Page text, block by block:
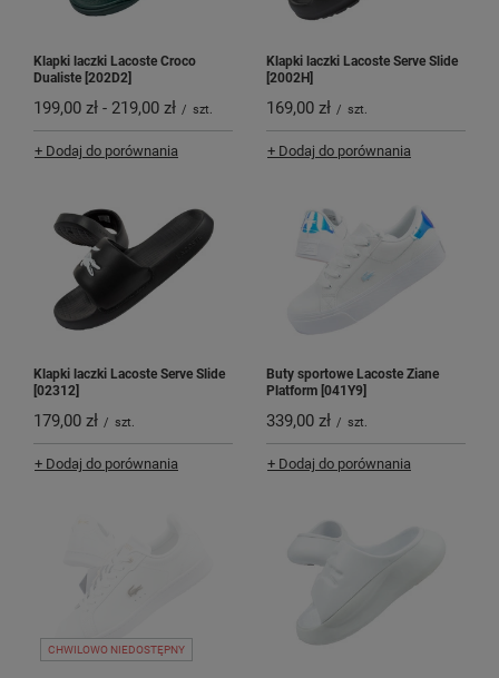
Klapki laczki Lacoste Croco
Dualiste [202D2]
199,00 zł - 219,00 zł / szt.
+ Dodaj do porównania
Klapki laczki Lacoste Serve Slide
[2002H]
169,00 zł / szt.
+ Dodaj do porównania
Klapki laczki Lacoste Serve Slide
[02312]
179,00 zł / szt.
+ Dodaj do porównania
Buty sportowe Lacoste Ziane
Platform [041Y9]
339,00 zł / szt.
+ Dodaj do porównania
CHWILOWO NIEDOSTĘPNY